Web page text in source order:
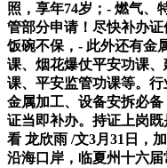
照，享年74岁；- 燃气、
管部分申请！尽快补办证
饭碗不保，- 此外还有金
课、烟花爆仗平安功课
课、平安监管功课等。行
金属加工、设备安拆必
证当即补办。持证上岗
看 龙欣雨 /文3月31日，
沿海口岸，临夏州十六